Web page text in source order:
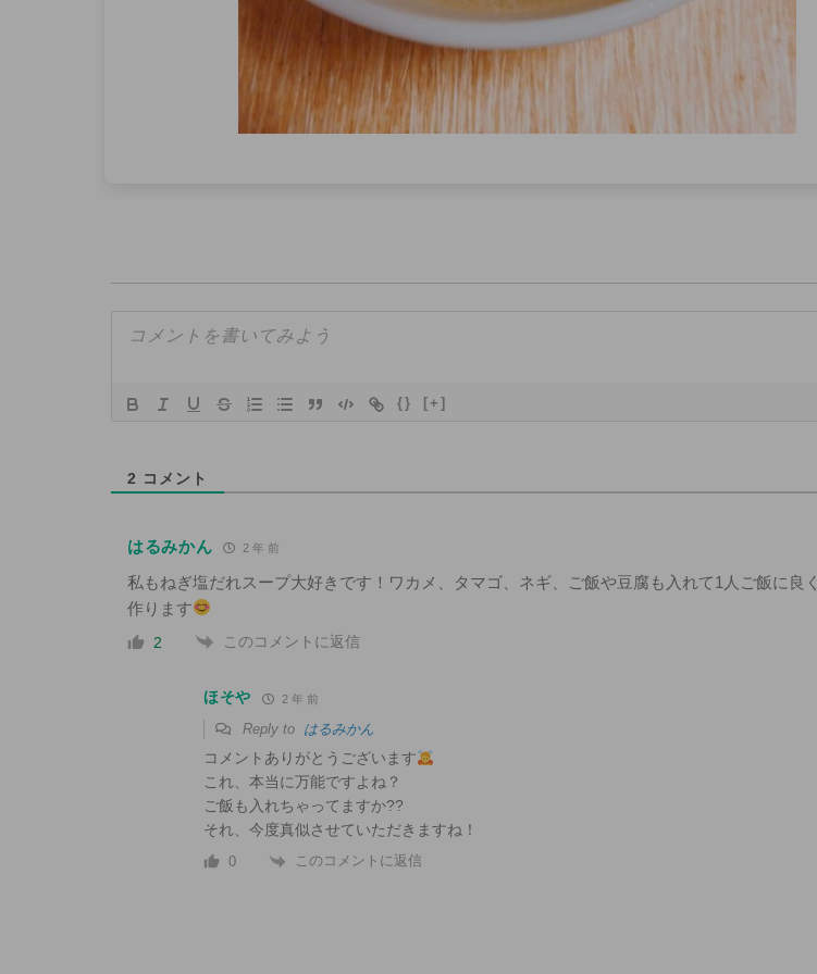
{} [+]
2 コメント
はるみかん 2 年 前
私もねぎ塩だれスープ大好きです！ワカメ、タマゴ、ネギ、ご飯や豆腐も入れて1人ご飯に良く
作ります
2 このコメントに返信
ほそや 2 年 前
Reply to はるみかん
コメントありがとうございます
これ、本当に万能ですよね？
ご飯も入れちゃってますか??
それ、今度真似させていただきますね！
0 このコメントに返信